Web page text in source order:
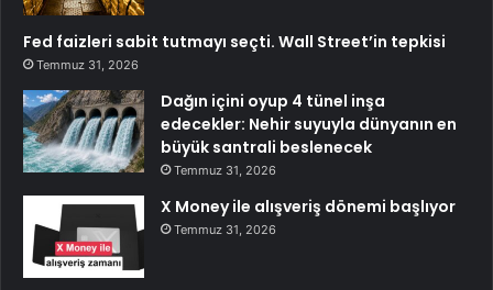
Fed faizleri sabit tutmayı seçti. Wall Street’in tepkisi
Temmuz 31, 2026
Dağın içini oyup 4 tünel inşa
edecekler: Nehir suyuyla dünyanın en
büyük santrali beslenecek
Temmuz 31, 2026
X Money ile alışveriş dönemi başlıyor
Temmuz 31, 2026